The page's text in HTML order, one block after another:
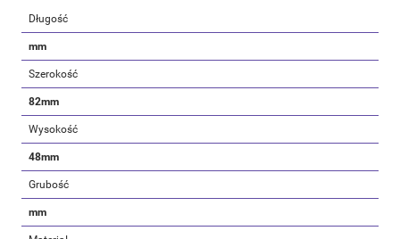
Długość
mm
Szerokość
82mm
Wysokość
48mm
Grubość
mm